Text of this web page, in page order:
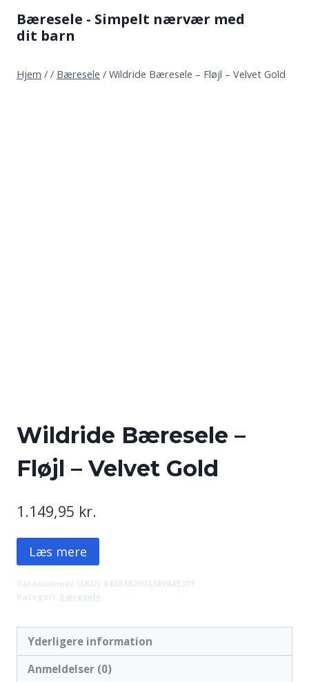
indhold
Bæresele - Simpelt nærvær med
dit barn
Hjem / / Bæresele / Wildride Bæresele – Fløjl – Velvet Gold
Wildride Bæresele –
Fløjl – Velvet Gold
1.149,95 kr.
Læs mere
Varenummer (SKU): 8488482004389845301
Kategori: Bæresele
Yderligere information
Anmeldelser (0)